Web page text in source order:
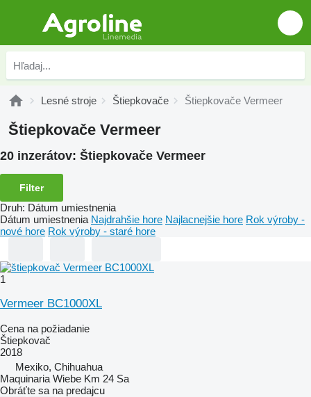
Lesné stroje Štiepkovače Štiepkovače Vermeer
Štiepkovače Vermeer
20 inzerátov: Štiepkovače Vermeer
Filter
Druh: Dátum umiestnenia
Dátum umiestnenia Najdrahšie hore Najlacnejšie hore Rok výroby -
nové hore Rok výroby - staré hore
1
Vermeer BC1000XL
Cena na požiadanie
Štiepkovač
2018
Mexiko, Chihuahua
Maquinaria Wiebe Km 24 Sa
Obráťte sa na predajcu